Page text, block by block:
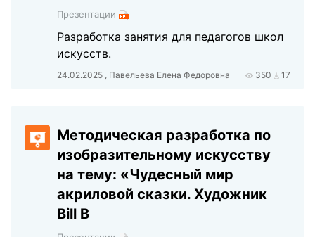
Презентации
Разработка занятия для педагогов школ
искусств.
24.02.2025 , Павельева Елена Федоровна 350 17
Методическая разработка по
изобразительному искусству
на тему: «Чудесный мир
акриловой сказки. Художник
Bill B